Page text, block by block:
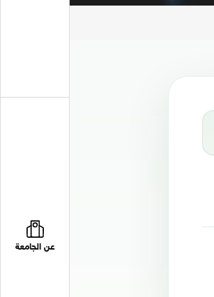
عن الجامعة